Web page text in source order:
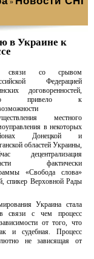
»
в Украине к
со срывом
Федерацией
договоренностей,
привело к
местного
в некоторых
Донецкой и
областей Украины,
децентрализация
фактически
«Свобода слова»
спикер Верховной Рады
Украина стала
в связи с чем процесс
от того, что
и судебная. Процесс
не зависящая от